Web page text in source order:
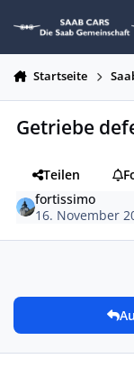
Startseite
Getriebe
Teilen
fortissimo
16. November